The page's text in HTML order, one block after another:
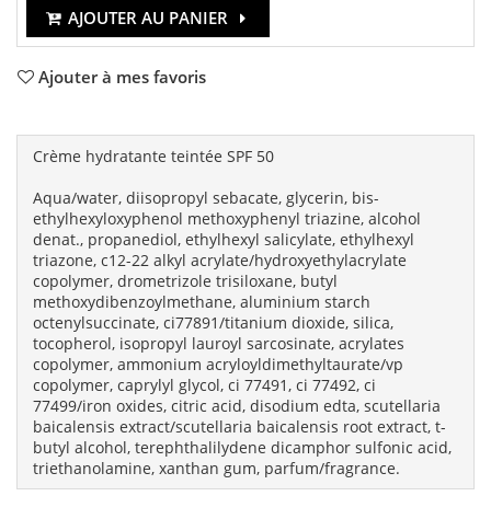
AJOUTER AU PANIER
Ajouter à mes favoris
Crème hydratante teintée SPF 50
Aqua/water, diisopropyl sebacate, glycerin, bis-
ethylhexyloxyphenol methoxyphenyl triazine, alcohol
denat., propanediol, ethylhexyl salicylate, ethylhexyl
triazone, c12-22 alkyl acrylate/hydroxyethylacrylate
copolymer, drometrizole trisiloxane, butyl
methoxydibenzoylmethane, aluminium starch
octenylsuccinate, ci77891/titanium dioxide, silica,
tocopherol, isopropyl lauroyl sarcosinate, acrylates
copolymer, ammonium acryloyldimethyltaurate/vp
copolymer, caprylyl glycol, ci 77491, ci 77492, ci
77499/iron oxides, citric acid, disodium edta, scutellaria
baicalensis extract/scutellaria baicalensis root extract, t-
butyl alcohol, terephthalilydene dicamphor sulfonic acid,
triethanolamine, xanthan gum, parfum/fragrance.